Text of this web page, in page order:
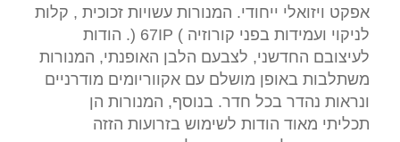
אפקט ויזואלי ייחודי. המנורות עשויות זכוכית , קלות
לניקוי ועמידות בפני קורוזיה ) 67IP (. הודות
לעיצובם החדשני, לצבעם הלבן האופנתי, המנורות
משתלבות באופן מושלם עם אקווריומים מודרניים
ונראות נהדר בכל חדר. בנוסף, המנורות הן
תכליתי מאוד הודות לשימוש בזרועות הזזה